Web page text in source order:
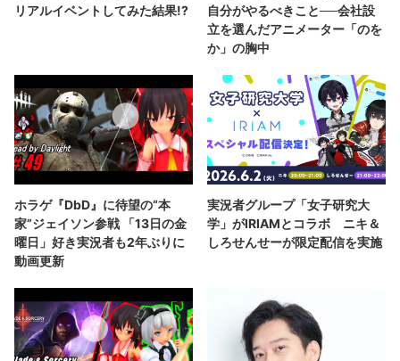
リアルイベントしてみた結果!?
自分がやるべきこと──会社設
立を選んだアニメーター「のを
か」の胸中
ホラゲ『DbD』に待望の“本
家”ジェイソン参戦 「13日の金
曜日」好き実況者も2年ぶりに
動画更新
実況者グループ「女子研究大
学」がIRIAMとコラボ ニキ＆
しろせんせーが限定配信を実施